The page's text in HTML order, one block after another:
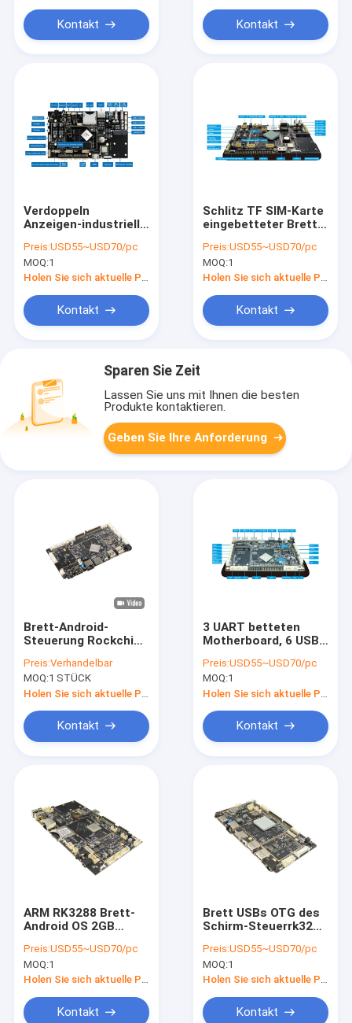
siagneKontakt Kontakt
Verdoppeln
Anzeigen-industrielle
Systemplatine,
kundenspezifisches
ARM 1920*1080P
Preis:USD55~USD70/pc
MOQ:1
Holen Sie sich aktuelle Preis
Kontakt
Schlitz TF SIM-Karte
eingebetteter Brett-
des USB-Wirts-
Ethernet-RJ45
Preis:USD55~USD70/pc
MOQ:1
Holen Sie sich aktuelle Preis
Kontakt
Sparen Sie Zeit
Lassen Sie uns mit Ihnen die besten
Produkte kontaktieren.
Geben Sie Ihre Anforderung
Brett-Android-
Steuerung Rockchip
Beschilderung mit
LVDS-Ertrag
Preis:Verhandelbar
MOQ:1 STÜCK
Kontakt
3 UART betteten
Motherboard, 6 USB-
industrielles PC
Motherboard ein
Preis:USD55~USD70/pc
MOQ:1
Kontakt
ARM RK3288 Brett-
Android OS 2GB
3G 4G LTE RAM 2GB
Preis:USD55~USD70/pc
MOQ:1
Holen Sie sich aktuelle Preis
Kontakt
Brett USBs OTG des
Schirm-Steuerrk3288
RJ45 DC12V 3A
Preis:USD55~USD70/pc
MOQ:1
Holen Sie sich aktuelle Preis
Kontakt